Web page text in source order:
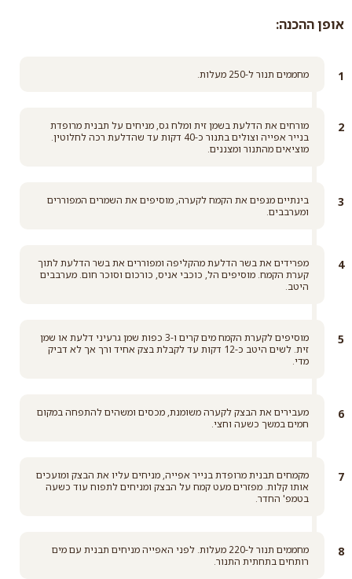
אופן ההכנה:
מחממים תנור ל-250 מעלות.
מורחים את הדלעת בשמן זית ומלח גס, מניחים על תבנית מרופדת
בנייר אפייה וצולים בתנור כ-40 דקות עד שהדלעת רכה לחלוטין.
מוציאים מהתנור ומצננים.
בינתיים מנפים את הקמח לקערה, מוסיפים את השמרים המפוררים
ומערבבים.
מפרידים את בשר הדלעת מהקליפה ומפוררים את בשר הדלעת לתוך
קערת הקמח. מוסיפים הל, כוכבי אניס, כורכום וסוכר חום. מערבבים
היטב.
מוסיפים לקערת הקמח מים קרים ו-3 כפות שמן גרעיני דלעת או שמן
זית. לשים היטב כ-12 דקות עד לקבלת בצק אחיד ורך אך לא דביק
מדי.
מעבירים את הבצק לקערה משומנת, מכסים ומשהים להתפחה במקום
חמים במשך כשעה וחצי.
מקמחים תבנית מרופדת בנייר אפייה, מניחים עליו את הבצק ומועכים
אותו קלות. מפזרים מעט קמח על הבצק ומניחים לתפוח עוד כשעה
בטמפ' החדר.
מחממים תנור ל-220 מעלות. לפני האפייה מניחים תבנית עם מים
רותחים בתחתית התנור.